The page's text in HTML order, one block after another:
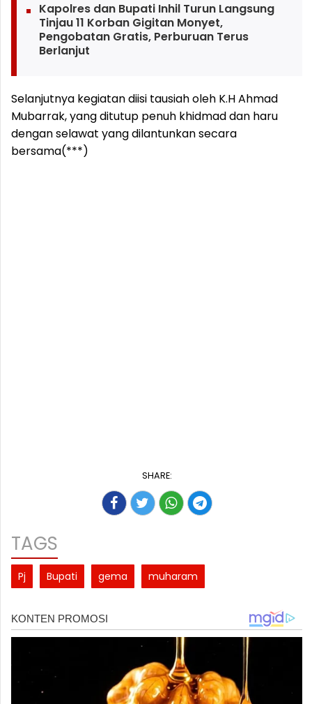
Kapolres dan Bupati Inhil Turun Langsung
Tinjau 11 Korban Gigitan Monyet,
Pengobatan Gratis, Perburuan Terus
Berlanjut
Selanjutnya kegiatan diisi tausiah oleh K.H Ahmad
Mubarrak, yang ditutup penuh khidmad dan haru
dengan selawat yang dilantunkan secara
bersama(***)
SHARE:
TAGS
Pj Bupati gema muharam